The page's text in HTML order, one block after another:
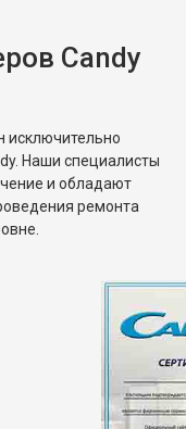
Candy
исключительно
Наши специалисты
и обладают
ремонта